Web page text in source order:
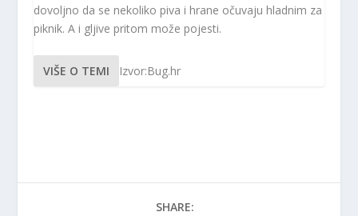
dovoljno da se nekoliko piva i hrane očuvaju hladnim za
piknik. A i gljive pritom može pojesti.
VIŠE O TEMI Izvor:Bug.hr
SHARE: